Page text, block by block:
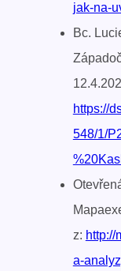
jak-na-
Bc.
https://
548/1/
z: http://
a-